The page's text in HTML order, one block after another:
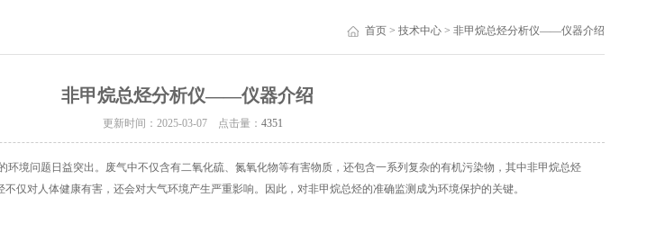
首页> 技术中心> 非甲烷总烃分析仪——仪器介绍
非甲烷总烃分析仪——仪器介绍
更新时间：2025-03-07 点击量：4351
境问题日益突出。废气中不仅含有二氧化硫、氮氧化物等有害物质，还包含一系列复杂的有机污染物，其中非甲烷总烃
仅对人体健康有害，还会对大气环境产生严重影响。因此，对非甲烷总烃的准确监测成为环境保护的关键。